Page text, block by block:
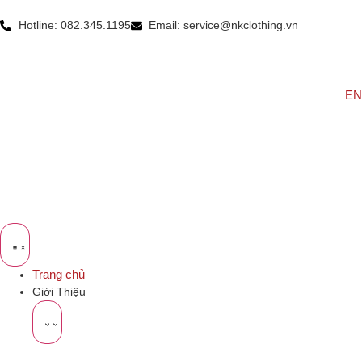
Hotline: 082.345.1195 Email: service@nkclothing.vn
EN
Trang chủ
Giới Thiệu